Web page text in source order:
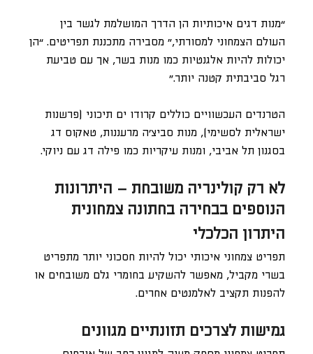
“מנות דגים איכותיות הן הדרך המושלמת לגשר בין
העולם הצמחוני למסורתי,” מסבירה מתכננת תפריטים. “הן
יכולות להיות אלגנטיות כמו מנות בשר, אך עם טביעת
רגל סביבתית קטנה יותר.”
הטרנדים העכשוויים כוללים קרודו ים תיכוני (פרשנות
ישראלית לסשימי), מנות סביצ׳ה מרעננות, טאקוס דג
בסגנון תל אביבי, ומנות עיקריות כמו פילה דג עם ניוקי.
לא רק קולינריה משובחת – היתרונות
הנוספים בבחירה בחתונה צמחונית
היתרון הכלכלי
תפריט צמחוני איכותי יכול להיות חסכוני יותר מתפריט
בשרי מקביל, מאפשר להשקיע בחומרי גלם משובחים או
להפנות תקציב לאלמנטים אחרים.
גמישות לצרכים תזונתיים מגוונים